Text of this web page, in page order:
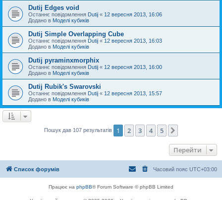
Dutij Edges void
Останнє повідомлення Dutij « 12 вересня 2013, 16:06
Додано в Моделі кубиків
Dutij Simple Overlapping Cube
Останнє повідомлення Dutij « 12 вересня 2013, 16:03
Додано в Моделі кубиків
Dutij pyraminxmorphix
Останнє повідомлення Dutij « 12 вересня 2013, 16:00
Додано в Моделі кубиків
Dutij Rubik's Swarovski
Останнє повідомлення Dutij « 12 вересня 2013, 15:57
Додано в Моделі кубиків
Пошук дав 107 результатів 1 2 3 4 5
Перейти
Список форумів Часовий пояс UTC+03:00
Працює на phpBB® Forum Software © phpBB Limited